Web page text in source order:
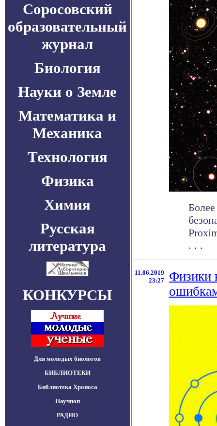
Соросовский
образовательный
журнал
Биология
Науки о Земле
Математика и
Механика
Технология
Физика
Химия
Русская
литература
КОНКУРСЫ
Для молодых биологов
БИБЛИОТЕКИ
Библиотека Хроноса
Научпоп
РАДИО
. . .
11.06.2019
23:27
Физики